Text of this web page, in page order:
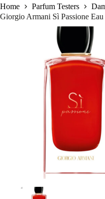
Home
Parfum Testers
Giorgio Armani Sì Passione